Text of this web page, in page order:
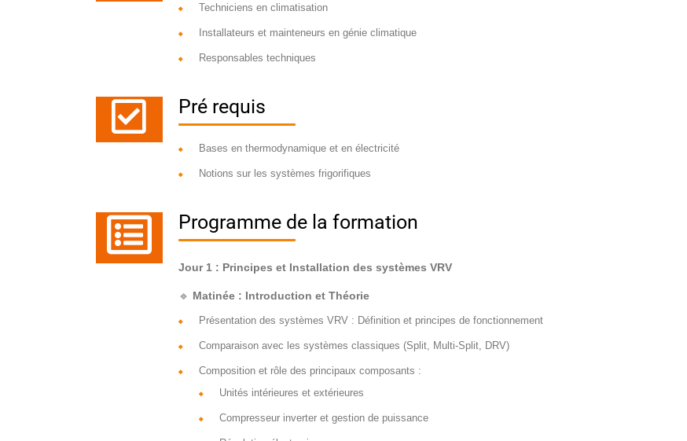
Techniciens en climatisation
Installateurs et mainteneurs en génie climatique
Responsables techniques
Pré requis
Bases en thermodynamique et en électricité
Notions sur les systèmes frigorifiques
Programme de la formation
Jour 1 : Principes et Installation des systèmes VRV
🔹 Matinée : Introduction et Théorie
Présentation des systèmes VRV : Définition et principes de fonctionnement
Comparaison avec les systèmes classiques (Split, Multi-Split, DRV)
Composition et rôle des principaux composants :
Unités intérieures et extérieures
Compresseur inverter et gestion de puissance